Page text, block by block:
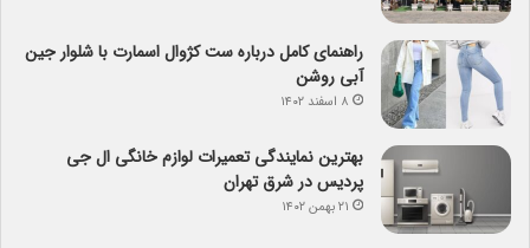
راهنمای کامل درباره ست کژوال اسمارت با شلوار جین
آبی روشن
۸ اسفند ۱۴۰۲
بهترین نمایندگی تعمیرات لوازم خانگی ال جی
پردیس در شرق تهران
۲۱ بهمن ۱۴۰۲